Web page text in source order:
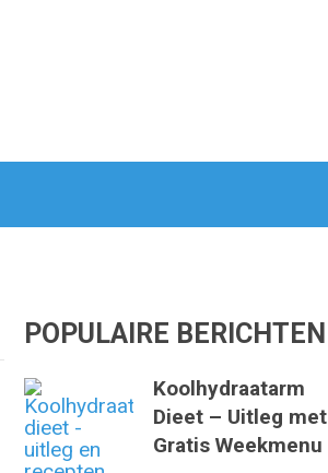
POPULAIRE BERICHTEN
Koolhydraatarm
Dieet – Uitleg met
Gratis Weekmenu